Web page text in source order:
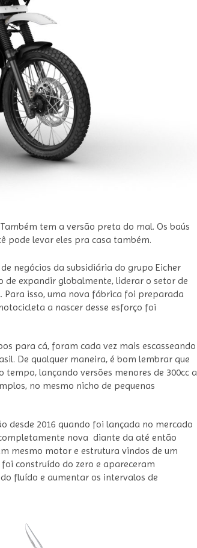
tem a versão preta do mal. Os baús
pode levar eles pra casa também.
negócios da subsidiária do grupo Eicher
expandir globalmente, liderar o setor de
isso, uma nova fábrica foi preparada
a nascer desse esforço foi
para cá, foram cada vez mais escasseando
De qualquer maneira, é bom lembrar que
lançando versões menores de 300cc a
no mesmo nicho de pequenas
desde 2016 quando foi lançada no mercado
nova diante da até então
mesmo motor e estrutura vindos de um
construído do zero e apareceram
fluído e aumentar os intervalos de